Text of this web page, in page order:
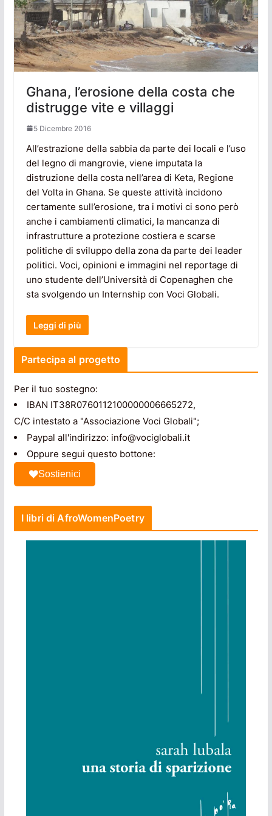
Ghana, l’erosione della costa che
distrugge vite e villaggi
5 Dicembre 2016
All’estrazione della sabbia da parte dei locali e l’uso
del legno di mangrovie, viene imputata la
distruzione della costa nell’area di Keta, Regione
del Volta in Ghana. Se queste attività incidono
certamente sull’erosione, tra i motivi ci sono però
anche i cambiamenti climatici, la mancanza di
infrastrutture a protezione costiera e scarse
politiche di sviluppo della zona da parte dei leader
politici. Voci, opinioni e immagini nel reportage di
uno studente dell’Università di Copenaghen che
sta svolgendo un Internship con Voci Globali.
Leggi di più
Partecipa al progetto
Per il tuo sostegno:
IBAN IT38R0760112100000006665272,
C/C intestato a "Associazione Voci Globali";
Paypal all'indirizzo: info@vociglobali.it
Oppure segui questo bottone:
Sostienici
I libri di AfroWomenPoetry